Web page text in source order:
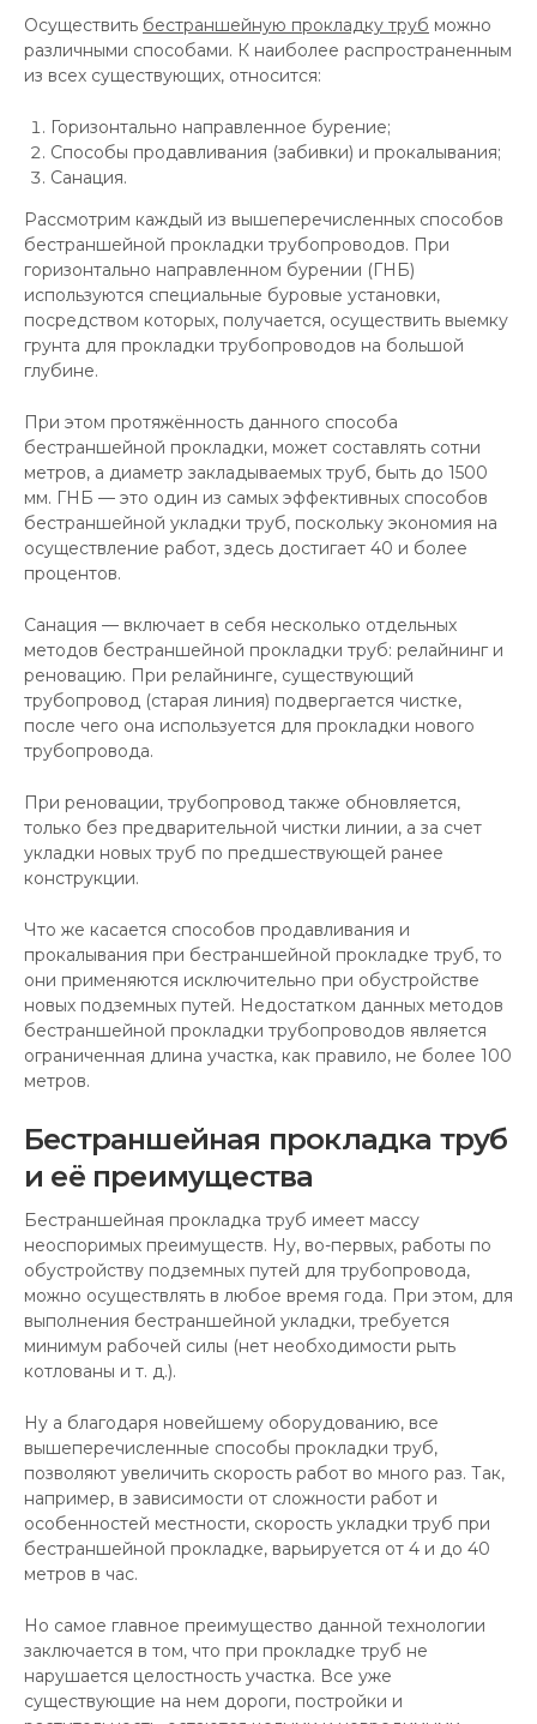
Осуществить бестраншейную прокладку труб можно
различными способами. К наиболее распространенным
из всех существующих, относится:
Горизонтально направленное бурение;
Способы продавливания (забивки) и прокалывания;
Санация.
Рассмотрим каждый из вышеперечисленных способов
бестраншейной прокладки трубопроводов. При
горизонтально направленном бурении (ГНБ)
используются специальные буровые установки,
посредством которых, получается, осуществить выемку
грунта для прокладки трубопроводов на большой
глубине.
При этом протяжённость данного способа
бестраншейной прокладки, может составлять сотни
метров, а диаметр закладываемых труб, быть до 1500
мм. ГНБ — это один из самых эффективных способов
бестраншейной укладки труб, поскольку экономия на
осуществление работ, здесь достигает 40 и более
процентов.
Санация — включает в себя несколько отдельных
методов бестраншейной прокладки труб: релайнинг и
реновацию. При релайнинге, существующий
трубопровод (старая линия) подвергается чистке,
после чего она используется для прокладки нового
трубопровода.
При реновации, трубопровод также обновляется,
только без предварительной чистки линии, а за счет
укладки новых труб по предшествующей ранее
конструкции.
Что же касается способов продавливания и
прокалывания при бестраншейной прокладке труб, то
они применяются исключительно при обустройстве
новых подземных путей. Недостатком данных методов
бестраншейной прокладки трубопроводов является
ограниченная длина участка, как правило, не более 100
метров.
Бестраншейная прокладка труб
и её преимущества
Бестраншейная прокладка труб имеет массу
неоспоримых преимуществ. Ну, во-первых, работы по
обустройству подземных путей для трубопровода,
можно осуществлять в любое время года. При этом, для
выполнения бестраншейной укладки, требуется
минимум рабочей силы (нет необходимости рыть
котлованы и т. д.).
Ну а благодаря новейшему оборудованию, все
вышеперечисленные способы прокладки труб,
позволяют увеличить скорость работ во много раз. Так,
например, в зависимости от сложности работ и
особенностей местности, скорость укладки труб при
бестраншейной прокладке, варьируется от 4 и до 40
метров в час.
Но самое главное преимущество данной технологии
заключается в том, что при прокладке труб не
нарушается целостность участка. Все уже
существующие на нем дороги, постройки и